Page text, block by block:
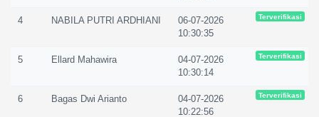
4 NABILA PUTRI ARDHIANI
06-07-2026
10:30:35
Terverifikasi
5 Ellard Mahawira
04-07-2026
10:30:14
Terverifikasi
6 Bagas Dwi Arianto
04-07-2026
10:22:56
Terverifikasi